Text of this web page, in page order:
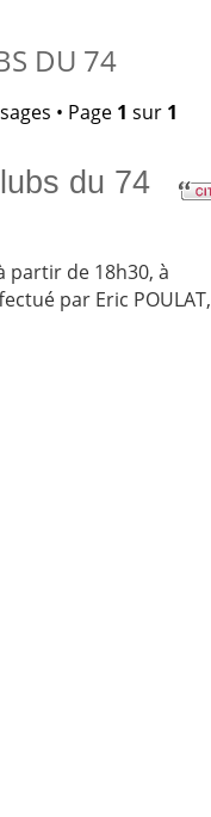
DU 74
• Page 1 sur 1
du 74
partir de 18h30, à
par Eric POULAT,